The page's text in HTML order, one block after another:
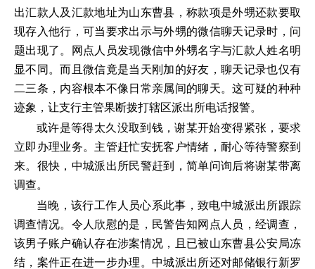
出汇款人及汇款地址为山东曹县，称款项是外甥还款要取
现存入他行，可当要求出示与外甥的微信聊天记录时，问
题出现了。网点人员发现微信中外甥名字与汇款人姓名明
显不同。而且微信竟是当天刚加的好友，聊天记录也仅有
二三条，内容根本不像日常亲属间的聊天。这可疑的种种
迹象，让支行主管果断拨打辖区派出所电话报警。
或许是等得太久没取到钱，谢某开始变得紧张，要求
立即办理业务。主管赶忙安抚客户情绪，耐心等待警察到
来。很快，中城派出所民警赶到，简单问询后将谢某带离
调查。
当晚，该行工作人员心系此事，致电中城派出所跟踪
调查情况。令人欣慰的是，民警告知网点人员，经调查，
该男子账户确认存在涉案情况，且已被山东曹县公安局冻
结，案件正在进一步办理。中城派出所还对邮储银行新罗